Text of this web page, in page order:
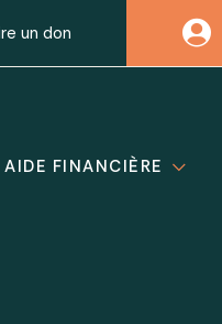
un don
AIDE FINANCIÈRE